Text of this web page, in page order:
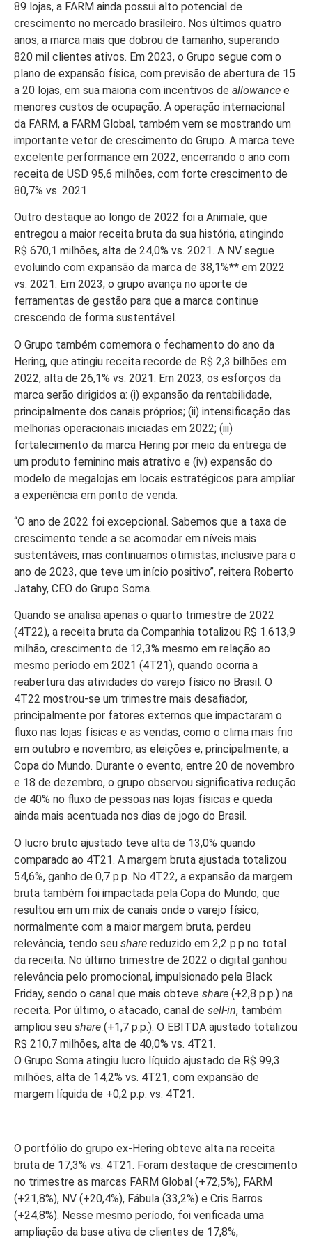
89 lojas, a FARM ainda possui alto potencial de
crescimento no mercado brasileiro. Nos últimos quatro
anos, a marca mais que dobrou de tamanho, superando
820 mil clientes ativos. Em 2023, o Grupo segue com o
plano de expansão física, com previsão de abertura de 15
a 20 lojas, em sua maioria com incentivos de allowance e
menores custos de ocupação. A operação internacional
da FARM, a FARM Global, também vem se mostrando um
importante vetor de crescimento do Grupo. A marca teve
excelente performance em 2022, encerrando o ano com
receita de USD 95,6 milhões, com forte crescimento de
80,7% vs. 2021.
Outro destaque ao longo de 2022 foi a Animale, que
entregou a maior receita bruta da sua história, atingindo
R$ 670,1 milhões, alta de 24,0% vs. 2021. A NV segue
evoluindo com expansão da marca de 38,1%** em 2022
vs. 2021. Em 2023, o grupo avança no aporte de
ferramentas de gestão para que a marca continue
crescendo de forma sustentável.
O Grupo também comemora o fechamento do ano da
Hering, que atingiu receita recorde de R$ 2,3 bilhões em
2022, alta de 26,1% vs. 2021. Em 2023, os esforços da
marca serão dirigidos a: (i) expansão da rentabilidade,
principalmente dos canais próprios; (ii) intensificação das
melhorias operacionais iniciadas em 2022; (iii)
fortalecimento da marca Hering por meio da entrega de
um produto feminino mais atrativo e (iv) expansão do
modelo de megalojas em locais estratégicos para ampliar
a experiência em ponto de venda.
“O ano de 2022 foi excepcional. Sabemos que a taxa de
crescimento tende a se acomodar em níveis mais
sustentáveis, mas continuamos otimistas, inclusive para o
ano de 2023, que teve um início positivo”, reitera Roberto
Jatahy, CEO do Grupo Soma.
Quando se analisa apenas o quarto trimestre de 2022
(4T22), a receita bruta da Companhia totalizou R$ 1.613,9
milhão, crescimento de 12,3% mesmo em relação ao
mesmo período em 2021 (4T21), quando ocorria a
reabertura das atividades do varejo físico no Brasil. O
4T22 mostrou-se um trimestre mais desafiador,
principalmente por fatores externos que impactaram o
fluxo nas lojas físicas e as vendas, como o clima mais frio
em outubro e novembro, as eleições e, principalmente, a
Copa do Mundo. Durante o evento, entre 20 de novembro
e 18 de dezembro, o grupo observou significativa redução
de 40% no fluxo de pessoas nas lojas físicas e queda
ainda mais acentuada nos dias de jogo do Brasil.
O lucro bruto ajustado teve alta de 13,0% quando
comparado ao 4T21. A margem bruta ajustada totalizou
54,6%, ganho de 0,7 p.p. No 4T22, a expansão da margem
bruta também foi impactada pela Copa do Mundo, que
resultou em um mix de canais onde o varejo físico,
normalmente com a maior margem bruta, perdeu
relevância, tendo seu share reduzido em 2,2 p.p no total
da receita. No último trimestre de 2022 o digital ganhou
relevância pelo promocional, impulsionado pela Black
Friday, sendo o canal que mais obteve share (+2,8 p.p.) na
receita. Por último, o atacado, canal de sell-in, também
ampliou seu share (+1,7 p.p.). O EBITDA ajustado totalizou
R$ 210,7 milhões, alta de 40,0% vs. 4T21.
O Grupo Soma atingiu lucro líquido ajustado de R$ 99,3
milhões, alta de 14,2% vs. 4T21, com expansão de
margem líquida de +0,2 p.p. vs. 4T21.
O portfólio do grupo ex-Hering obteve alta na receita
bruta de 17,3% vs. 4T21. Foram destaque de crescimento
no trimestre as marcas FARM Global (+72,5%), FARM
(+21,8%), NV (+20,4%), Fábula (33,2%) e Cris Barros
(+24,8%). Nesse mesmo período, foi verificada uma
ampliação da base ativa de clientes de 17,8%,